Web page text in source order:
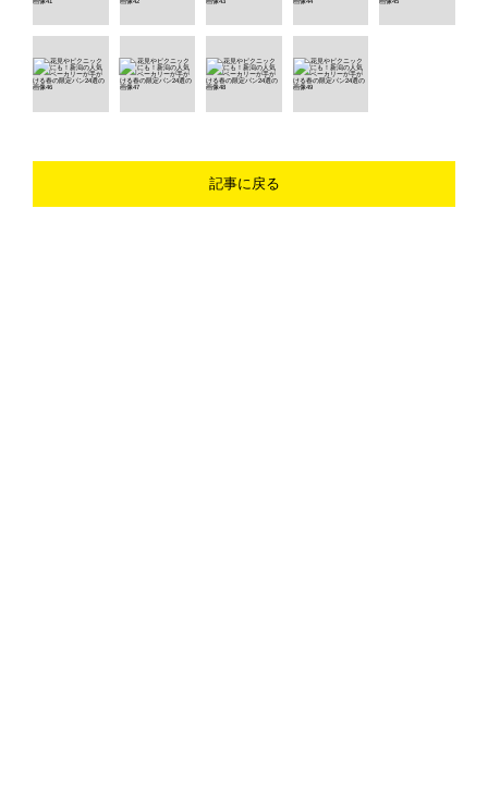
記事に戻る